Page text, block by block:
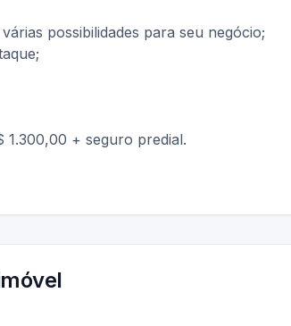
possibilidades para seu negócio;
1.300,00 + seguro predial.